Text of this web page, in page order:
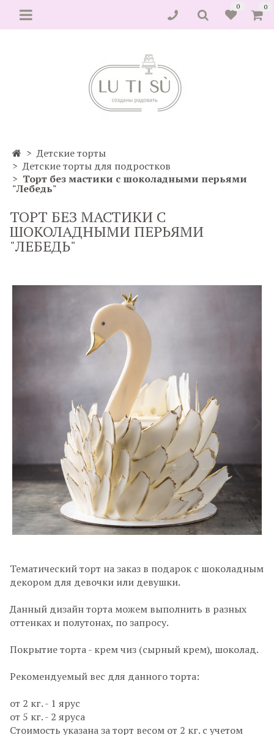
0 0
Детские торты
Детские торты для подростков
Торт без мастики с шоколадными перьями
"Лебедь"
ТОРТ БЕЗ МАСТИКИ С
ШОКОЛАДНЫМИ ПЕРЬЯМИ
"ЛЕБЕДЬ"
Тематический торт на заказ в подарок с шоколадным
декором для девочки или девушки.
Данный дизайн торта можем выполнить в разных
оттенках и полутонах, по запросу.
Покрытие торта - крем чиз (сырный крем), шоколад.
Рекомендуемый вес для данного торта:
от 2 кг. - 1 ярус
от 5 кг. - 2 яруса
Стоимость указана за торт весом от 2 кг. с учетом